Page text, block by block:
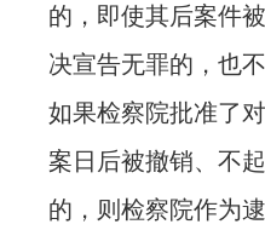
的，即使其后案件
决宣告无罪的，也
如果检察院批准了
案日后被撤销、不
的，则检察院作为